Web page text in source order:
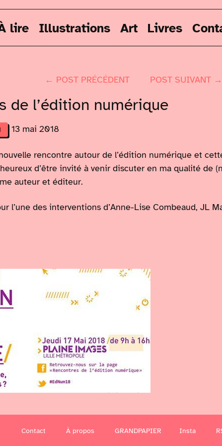
lire Illustrations Art Livres
← POST PRÉCÉDENT POST SUIVANT →
de l’édition numérique
13 mai 2018
rencontre autour de l’édition numérique et
d’être invité à venir discuter en ma qualité de
auteur et éditeur.
l’une des interventions d’Anne-Lise Combeaud, JL
Contact À propos GRANDPAPIER Insta